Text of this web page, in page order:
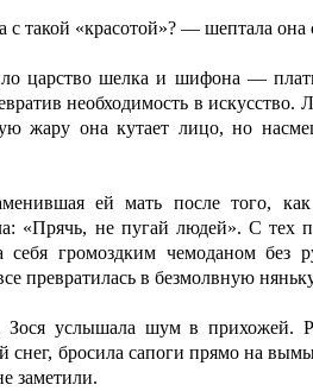
такой «красотой»? — шептала она
царство шелка и шифона —
необходимость в искусство.
жару она кутает лицо, но
ей мать после того,
«Прячь, не пугай людей». С тех
себя громоздким чемоданом
превратилась в безмолвную
услышала шум в прихожей.
снег, бросила сапоги прямо на
заметили.